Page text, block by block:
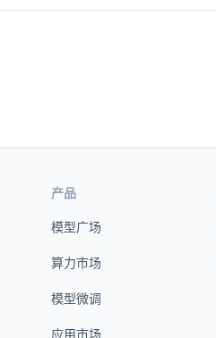
产品
模型广场
算力市场
模型微调
应用市场